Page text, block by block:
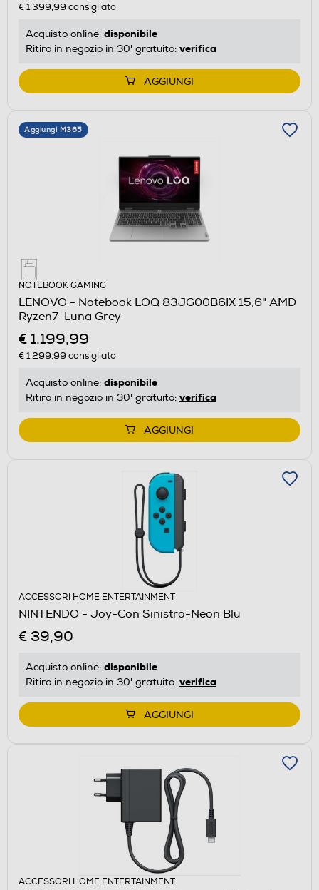
€ 1.399,99 consigliato
Acquisto online: disponibile
Ritiro in negozio in 30' gratuito: verifica
AGGIUNGI
Aggiungi M365
NOTEBOOK GAMING
LENOVO - Notebook LOQ 83JG00B6IX 15,6" AMD
Ryzen7-Luna Grey
€ 1.199,99
€ 1.299,99 consigliato
Acquisto online: disponibile
Ritiro in negozio in 30' gratuito: verifica
AGGIUNGI
ACCESSORI HOME ENTERTAINMENT
NINTENDO - Joy-Con Sinistro-Neon Blu
€ 39,90
Acquisto online: disponibile
Ritiro in negozio in 30' gratuito: verifica
AGGIUNGI
ACCESSORI HOME ENTERTAINMENT